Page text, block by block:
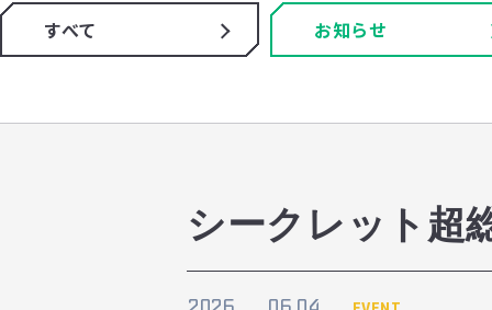
すべて お知らせ
シークレット超